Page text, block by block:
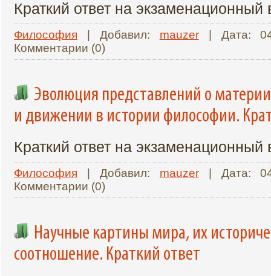
Краткий ответ на
Философия | Добавил: mauzer| Дата:
Комментарии (0)
Эволюция представлений о
и движении в истории философии.
Краткий ответ на
Философия | Добавил: mauzer| Дата:
Комментарии (0)
Научные картины мира, их
соотношение. Краткий ответ